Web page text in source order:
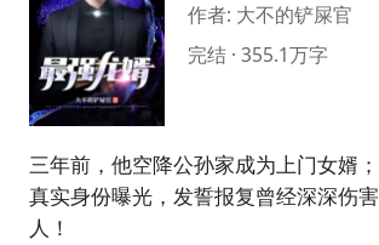
作者: 大不的铲屎官
完结 · 355.1万字
三年前，他空降公孙家成为上门女婿
真实身份曝光，发誓报复曾经深深伤
人！